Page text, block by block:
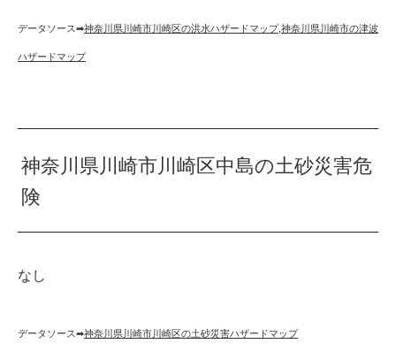
データソース➡︎神奈川県川崎市川崎区の洪水ハザードマップ,神奈川県川崎市の津波
ハザードマップ
神奈川県川崎市川崎区中島の土砂災害危
険
なし
データソース➡︎神奈川県川崎市川崎区の土砂災害ハザードマップ